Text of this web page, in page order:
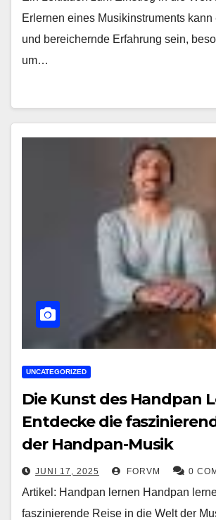
Erlernen eines Musikinstruments
und bereichernde Erfahrung sein,
um…
UNCATEGORIZED
Die Kunst des Handpan
Entdecke die
der Handpan-Musik
JUNI 17, 2025 FORVM 0
Artikel: Handpan lernen Handpan
faszinierende Reise in die Welt der